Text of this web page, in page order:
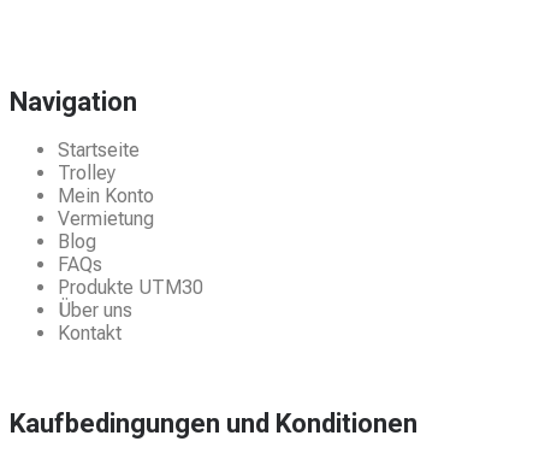
Navigation
Startseite
Trolley
Mein Konto
Vermietung
Blog
FAQs
Produkte UTM30
Über uns
Kontakt
Kaufbedingungen und Konditionen